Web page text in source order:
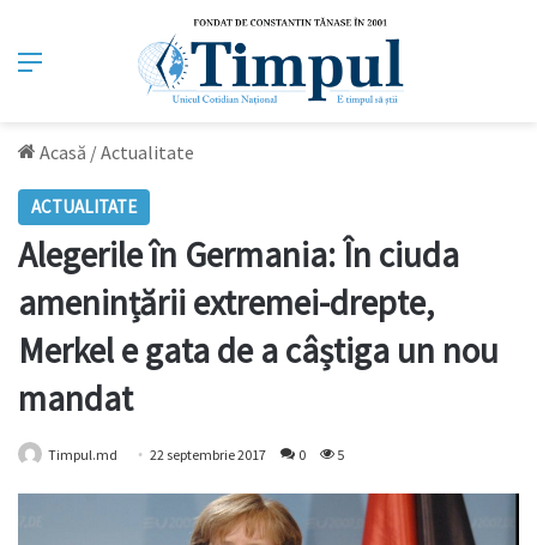
Meniu
Acasă /Actualitate
ACTUALITATE
Alegerile în Germania: În ciuda
amenințării extremei-drepte,
Merkel e gata de a câștiga un nou
mandat
Timpul.md 22 septembrie 2017 0 5